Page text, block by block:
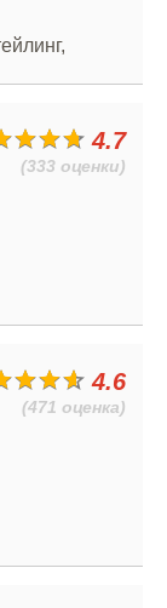
4.7
(333 оценки)
4.6
(471 оценка)